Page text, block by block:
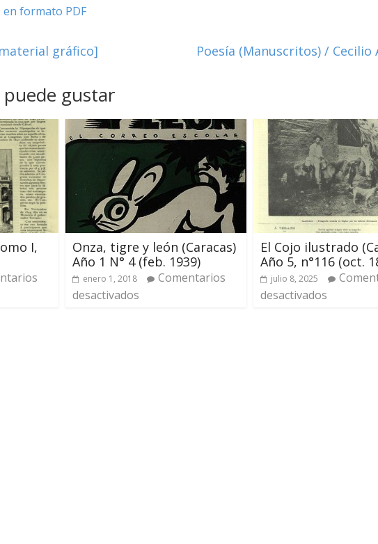
formato PDF
gráfico] Poesía (Manuscritos) / Cecilio
gustar
I,
Onza, tigre y león (Caracas)
Año 1 N° 4 (feb. 1939)
enero 1, 2018
Comentarios
desactivados
El Cojo ilustrado
Año 5, n°116 (oct.
julio 8, 2025
desactivados